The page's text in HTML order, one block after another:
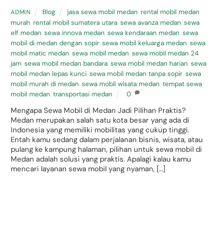
ADMIN Blog jasa sewa mobil medan rental mobil medan
murah rental mobil sumatera utara ,sewa avanza medan ,sewa
elf medan ,sewa innova medan ,sewa kendaraan medan ,sewa
mobil di medan dengan sopir ,sewa mobil keluarga medan ,sewa
mobil matic medan ,sewa mobil medan ,sewa mobil medan 24
jam ,sewa mobil medan bandara ,sewa mobil medan harian ,sewa
mobil medan lepas kunci ,sewa mobil medan tanpa sopir ,sewa
mobil murah di medan ,sewa mobil wisata medan ,tempat sewa
mobil medan ,transportasi medan 0
Mengapa Sewa Mobil di Medan Jadi Pilihan Praktis?
Medan merupakan salah satu kota besar yang ada di
Indonesia yang memiliki mobilitas yang cukup tinggi.
Entah kamu sedang dalam perjalanan bisnis, wisata, atau
pulang ke kampung halaman, pilihan untuk sewa mobil di
Medan adalah solusi yang praktis. Apalagi kalau kamu
mencari layanan sewa mobil yang nyaman, […]